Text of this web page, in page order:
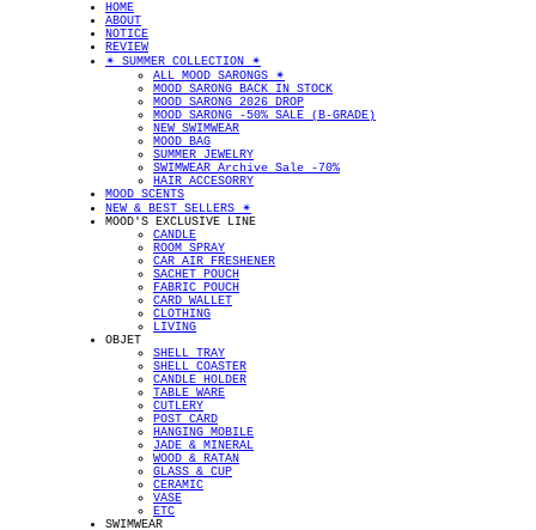
HOME
ABOUT
NOTICE
REVIEW
✴︎ SUMMER COLLECTION ✴︎
ALL MOOD SARONGS ✴︎
MOOD SARONG BACK IN STOCK
MOOD SARONG 2026 DROP
MOOD SARONG -50% SALE (B-GRADE)
NEW SWIMWEAR
MOOD BAG
SUMMER JEWELRY
SWIMWEAR Archive Sale -70%
HAIR ACCESORRY
MOOD SCENTS
NEW & BEST SELLERS ✴︎
MOOD'S EXCLUSIVE LINE
CANDLE
ROOM SPRAY
CAR AIR FRESHENER
SACHET POUCH
FABRIC POUCH
CARD WALLET
CLOTHING
LIVING
OBJET
SHELL TRAY
SHELL COASTER
CANDLE HOLDER
TABLE WARE
CUTLERY
POST CARD
HANGING MOBILE
JADE & MINERAL
WOOD & RATAN
GLASS & CUP
CERAMIC
VASE
ETC
SWIMWEAR